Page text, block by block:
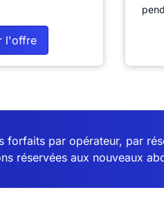
l'offre
forfaits par opérateur, par
réservées aux nouveaux